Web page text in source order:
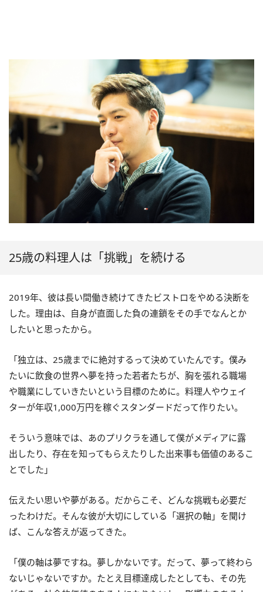
25歳の料理人は「挑戦」を続ける
2019年、彼は長い間働き続けてきたビストロをやめる決断を
した。理由は、自身が直面した負の連鎖をその手でなんとか
したいと思ったから。
「独立は、25歳までに絶対するって決めていたんです。僕み
たいに飲食の世界へ夢を持った若者たちが、胸を張れる職場
や職業にしていきたいという目標のために。料理人やウェイ
ターが年収1,000万円を稼ぐスタンダードだって作りたい。
そういう意味では、あのプリクラを通して僕がメディアに露
出したり、存在を知ってもらえたりした出来事も価値のあるこ
とでした」
伝えたい思いや夢がある。だからこそ、どんな挑戦も必要だ
ったわけだ。そんな彼が大切にしている「選択の軸」を聞け
ば、こんな答えが返ってきた。
「僕の軸は夢ですね。夢しかないです。だって、夢って終わら
ないじゃないですか。たとえ目標達成したとしても、その先